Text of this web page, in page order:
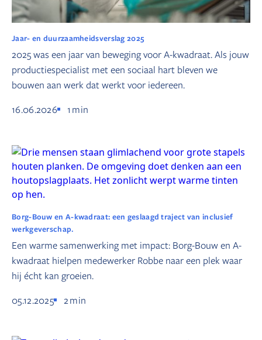
Jaar- en duurzaamheidsverslag 2025
2025 was een jaar van beweging voor A-kwadraat. Als jouw
productiespecialist met een sociaal hart bleven we
bouwen aan werk dat werkt voor iedereen.
16.06.2026
1 min
Borg-Bouw en A-kwadraat: een geslaagd traject van inclusief
werkgeverschap.
Een warme samenwerking met impact: Borg-Bouw en A-
kwadraat hielpen medewerker Robbe naar een plek waar
hij écht kan groeien.
05.12.2025
2min